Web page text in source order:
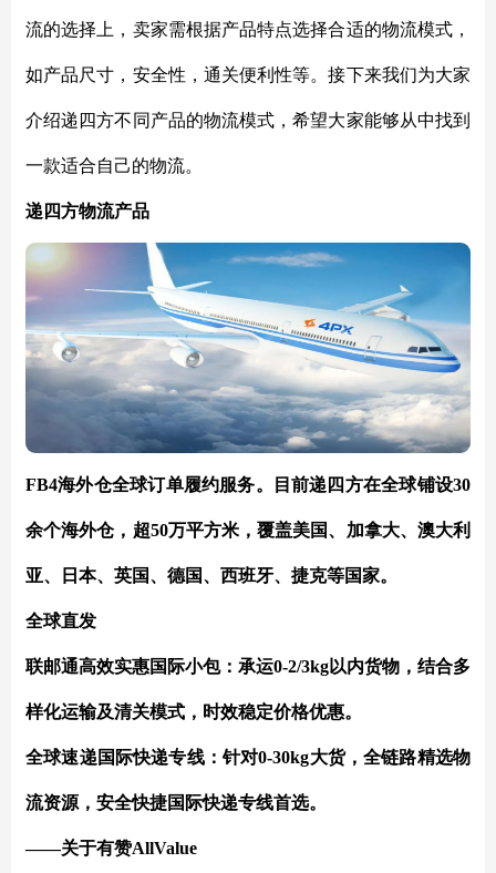
流的选择上，卖家需根据产品特点选择合适的物流模式，
如产品尺寸，安全性，通关便利性等。接下来我们为大家
介绍递四方不同产品的物流模式，希望大家能够从中找到
一款适合自己的物流。
递四方物流产品
FB4海外仓全球订单履约服务。目前递四方在全球铺设30
余个海外仓，超50万平方米，覆盖美国、加拿大、澳大利
亚、日本、英国、德国、西班牙、捷克等国家。
全球直发
联邮通高效实惠国际小包：承运0-2/3kg以内货物，结合多
样化运输及清关模式，时效稳定价格优惠。
全球速递国际快递专线：针对0-30kg大货，全链路精选物
流资源，安全快捷国际快递专线首选。
——关于有赞AllValue